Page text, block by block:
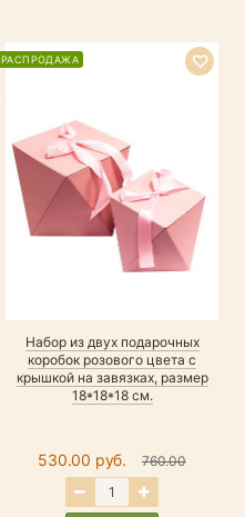
Набор из двух подарочных
коробок розового цвета с
крышкой на завязках, размер
18*18*18 см.
530.00 руб. 760.00
РАСПРОДАЖА